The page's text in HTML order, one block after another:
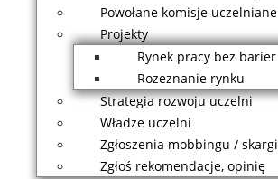
Powołane komisje uczelniane
Projekty
Rynek pracy bez barier
Rozeznanie rynku
Strategia rozwoju uczelni
Władze uczelni
Zgłoszenia mobbingu / skargi
Zgłoś rekomendacje, opinię